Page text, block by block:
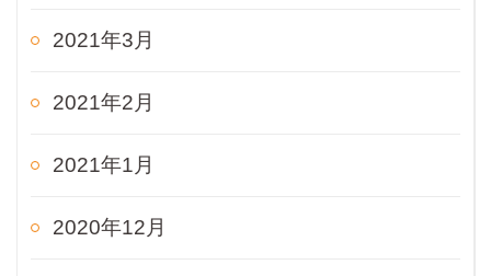
2021年3月
2021年2月
2021年1月
2020年12月